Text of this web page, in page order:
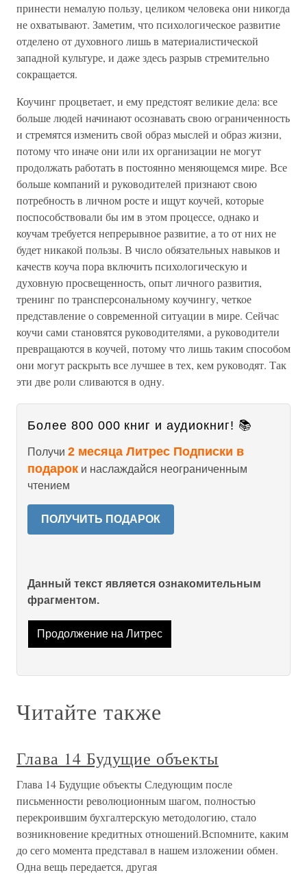
принести немалую пользу, целиком человека они никогда
не охватывают. Заметим, что психологическое развитие
отделено от духовного лишь в материалистической
западной культуре, и даже здесь разрыв стремительно
сокращается.
Коучинг процветает, и ему предстоят великие дела: все
больше людей начинают осознавать свою ограниченность
и стремятся изменить свой образ мыслей и образ жизни,
потому что иначе они или их организации не могут
продолжать работать в постоянно меняющемся мире. Все
больше компаний и руководителей признают свою
потребность в личном росте и ищут коучей, которые
поспособствовали бы им в этом процессе, однако и
коучам требуется непрерывное развитие, а то от них не
будет никакой пользы. В число обязательных навыков и
качеств коуча пора включить психологическую и
духовную просвещенность, опыт личного развития,
тренинг по трансперсональному коучингу, четкое
представление о современной ситуации в мире. Сейчас
коучи сами становятся руководителями, а руководители
превращаются в коучей, потому что лишь таким способом
они могут раскрыть все лучшее в тех, кем руководят. Так
эти две роли сливаются в одну.
Более 800 000 книг и аудиокниг! 📚
Получи 2 месяца Литрес Подписки в
подарок и наслаждайся неограниченным
чтением
ПОЛУЧИТЬ ПОДАРОК
Данный текст является ознакомительным
фрагментом.
Продолжение на Литрес
Читайте также
Глава 14 Будущие объекты
Глава 14 Будущие объекты Следующим после
письменности революционным шагом, полностью
перекроившим бухгалтерскую методологию, стало
возникновение кредитных отношений.Вспомните, каким
до сего момента представал в нашем изложении обмен.
Одна вещь передается, другая